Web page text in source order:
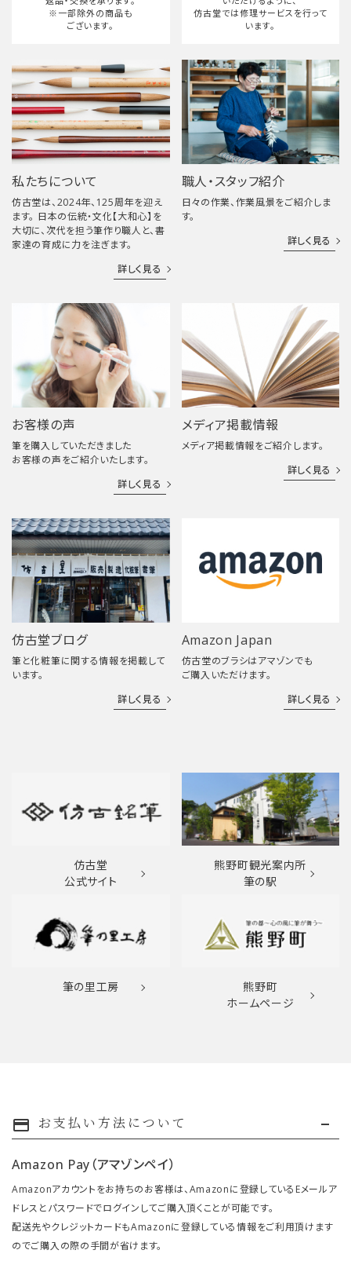
※一部除外の商品も
ございます。
仿古堂では修理サービスを行って
います。
私たちについて
仿古堂は、2024年、125周年を迎え
ます。 日本の伝統・文化【大和心】を
大切に、次代を担う筆作り職人と、書
家達の育成に力を注ぎます。
詳しく見る
職人・スタッフ紹介
日々の作業、作業風景をご紹介しま
す。
詳しく見る
お客様の声
筆を購入していただきました
お客様の声をご紹介いたします。
詳しく見る
メディア掲載情報
メディア掲載情報をご紹介します。
詳しく見る
仿古堂ブログ
筆と化粧筆に関する情報を掲載して
います。
詳しく見る
Amazon Japan
仿古堂のブラシはアマゾンでも
ご購入いただけます。
詳しく見る
仿古堂
公式サイト
熊野町観光案内所
筆の駅
筆の里工房
熊野町
ホームページ
payment お支払い方法について
Amazon Pay（アマゾンペイ）
Amazonアカウントをお持ちのお客様は、Amazonに登録しているEメールア
ドレスとパスワードでログインしてご購入頂くことが可能です。
配送先やクレジットカードもAmazonに登録している情報をご利用頂けます
のでご購入の際の手間が省けます。